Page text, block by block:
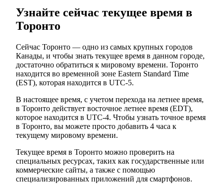
Узнайте сейчас текущее время в
Торонто
Сейчас Торонто — одно из самых крупных городов
Канады, и чтобы знать текущее время в данном городе,
достаточно обратиться к мировому времени. Торонто
находится во временной зоне Eastern Standard Time
(EST), которая находится в UTC-5.
В настоящее время, с учетом перехода на летнее время,
в Торонто действует восточное летнее время (EDT),
которое находится в UTC-4. Чтобы узнать точное время
в Торонто, вы можете просто добавить 4 часа к
текущему мировому времени.
Текущее время в Торонто можно проверить на
специальных ресурсах, таких как государственные или
коммерческие сайты, а также с помощью
специализированных приложений для смартфонов.